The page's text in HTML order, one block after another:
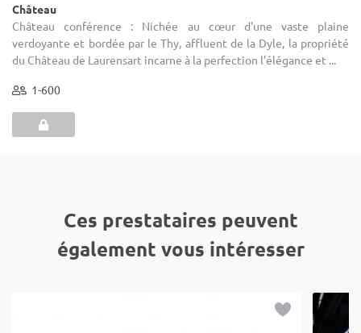
Château
Château conférence : Nichée au cœur d'une vaste plaine
verdoyante et bordée par le Thy, affluent de la Dyle, la propriété
du Château de Laurensart incarne à la perfection l’élégance et ...
1-600
Ces prestataires peuvent
également vous intéresser